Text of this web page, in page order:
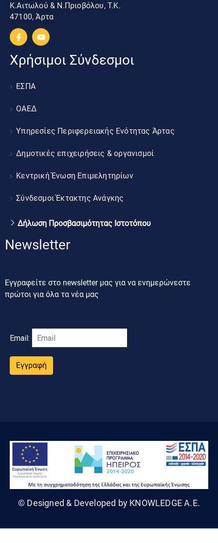
Κ.Αιτωλού & Ν.Πριοβόλου, Τ.Κ.
47100, Άρτα
Χρήσιμοι Σύνδεσμοι
ΕΣΠΑ
ΟΑΕΔ
Υπηρεσίες Περιφερειακής Ενότητας Άρτας
Δημοτικές επιχειρήσεις & οργανισμοί
Κεντρική Ένωση Επιμελητηρίων
Σύνδεσμοι Έκτακτης Ανάγκης
Δήλωση Προσβασιμότητας Ιστοτόπου
Newsletter
Εγγραφείτε στο newsletter μας για να ενημερώνεστε
πρώτοι για όλα τα νέα μας
Email:
Εγγραφή
© Designed & Developed by KNOWLEDGE A.E.